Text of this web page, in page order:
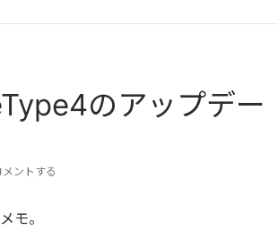
のアップデー
メントする
モ。